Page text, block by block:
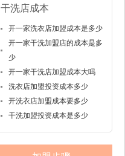
干洗店成本
开一家洗衣店加盟成本是多少
开一家干洗加盟店的成本是多
少
开一家干洗店加盟成本大吗
洗衣店加盟投资成本多少
开洗衣店加盟成本要多少
干洗加盟投资成本是多少